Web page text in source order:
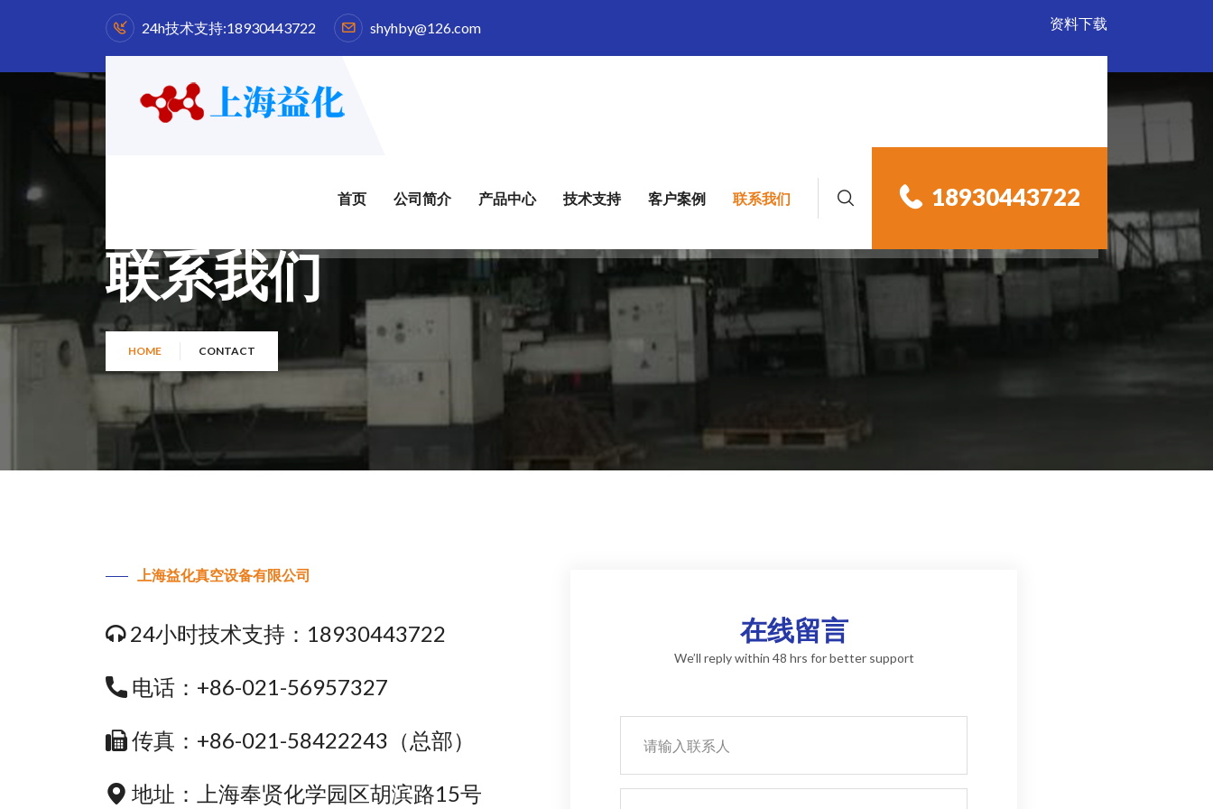
24h技术支持:18930443722 shyhby@126.com 资料下载
首页 公司简介 产品中心 技术支持 客户案例 联系我们 18930443722
联系我们
HOME CONTACT
上海益化真空设备有限公司
24小时技术支持：18930443722
电话：+86-021-56957327
传真：+86-021-58422243（总部）
地址：上海奉贤化学园区胡滨路15号
在线留言
We’ll reply within 48 hrs for better support